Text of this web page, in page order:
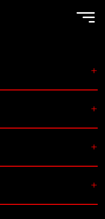
Toggle Menu